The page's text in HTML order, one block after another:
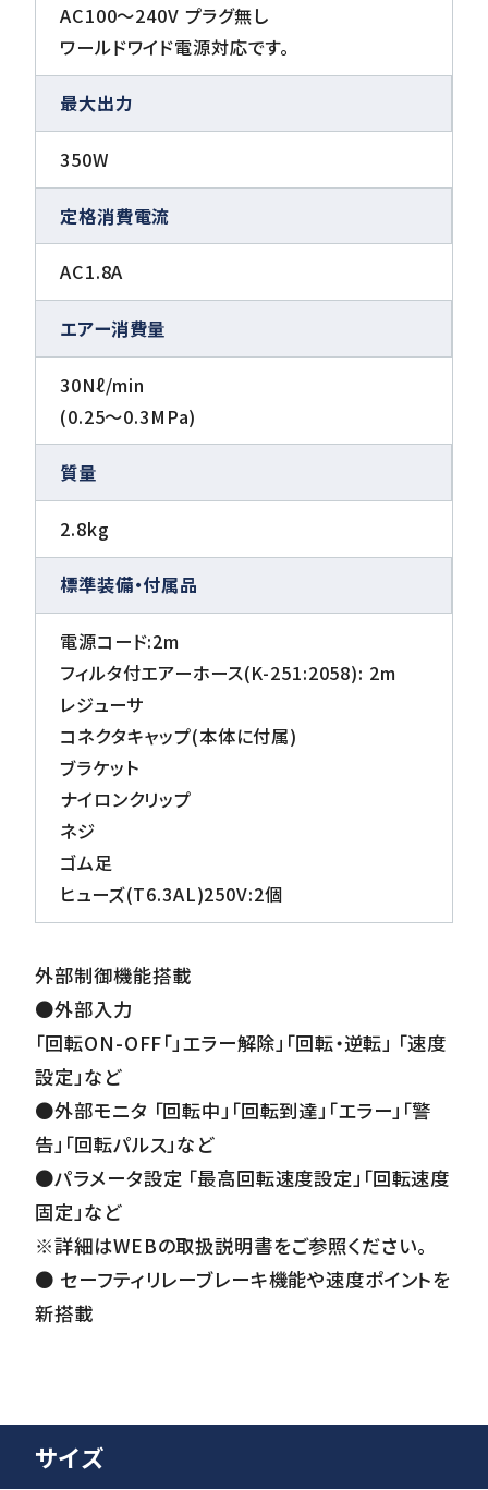
AC100〜240V プラグ無し
ワールドワイド電源対応です。
最大出力
350W
定格消費電流
AC1.8A
エアー消費量
30Nℓ/min
(0.25〜0.3MPa)
質量
2.8kg
標準装備・付属品
電源コード:2m
フィルタ付エアーホース(K-251:2058): 2m
レジューサ
コネクタキャップ(本体に付属)
ブラケット
ナイロンクリップ
ネジ
ゴム足
ヒューズ(T6.3AL)250V:2個
外部制御機能搭載
●外部入力
「回転ON-OFF「」エラー解除」「回転・逆転」 「速度
設定」など
●外部モニタ 「回転中」「回転到達」「エラー」「警
告」「回転パルス」など
●パラメータ設定 「最高回転速度設定」「回転速度
固定」など
※詳細はWEBの取扱説明書をご参照ください。
● セーフティリレーブレーキ機能や速度ポイントを
新搭載
サイズ